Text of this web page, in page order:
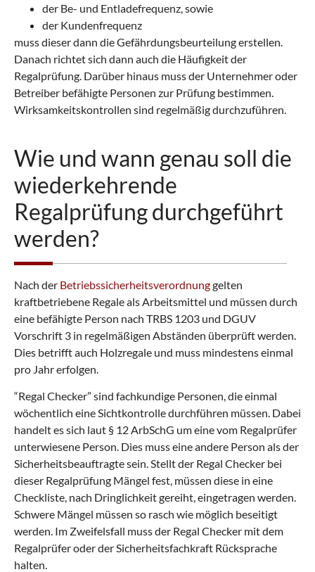
der Be- und Entladefrequenz, sowie
der Kundenfrequenz
muss dieser dann die Gefährdungsbeurteilung erstellen.
Danach richtet sich dann auch die Häufigkeit der
Regalprüfung. Darüber hinaus muss der Unternehmer oder
Betreiber befähigte Personen zur Prüfung bestimmen.
Wirksamkeitskontrollen sind regelmäßig durchzuführen.
Wie und wann genau soll die
wiederkehrende
Regalprüfung durchgeführt
werden?
Nach der Betriebssicherheitsverordnunggelten
kraftbetriebene Regale als Arbeitsmittel und müssen durch
eine befähigte Person nach TRBS 1203 und DGUV
Vorschrift 3 in regelmäßigen Abständen überprüft werden.
Dies betrifft auch Holzregale und muss mindestens einmal
pro Jahr erfolgen.
“Regal Checker” sind fachkundige Personen, die einmal
wöchentlich eine Sichtkontrolle durchführen müssen. Dabei
handelt es sich laut § 12 ArbSchG um eine vom Regalprüfer
unterwiesene Person. Dies muss eine andere Person als der
Sicherheitsbeauftragte sein. Stellt der Regal Checker bei
dieser Regalprüfung Mängel fest, müssen diese in eine
Checkliste, nach Dringlichkeit gereiht, eingetragen werden.
Schwere Mängel müssen so rasch wie möglich beseitigt
werden. Im Zweifelsfall muss der Regal Checker mit dem
Regalprüfer oder der Sicherheitsfachkraft Rücksprache
halten.